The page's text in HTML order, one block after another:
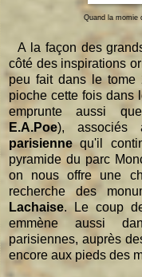
Quand la momie
A la façon des
côté des inspirations
peu fait dans le tome
pioche cette fois dans
emprunte aussi
E.A.Poe), associés
parisiennequ'il
pyramide du parc
on nous offre une
recherche des
Lachaise. Le coup
emmène aussi
parisiennes, auprès
encore aux pieds des